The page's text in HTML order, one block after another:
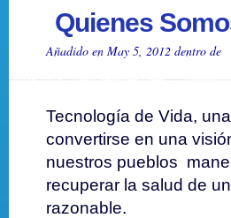
Quienes
Añadido en May 5, 2012 dentro de
Tecnología de Vida,
convertirse en una
nuestros pueblos
recuperar la salud de
razonable.